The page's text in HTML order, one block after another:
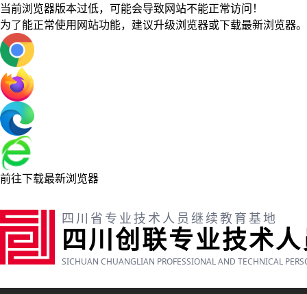
当前浏览器版本过低，可能会导致网站不能正常访问！
为了能正常使用网站功能，建议升级浏览器或下载最新浏览器。
前往下载最新浏览器
四川省专业技术人员继续教育基地
四川创联专业技术
SICHUAN CHUANGLIAN PROFESSIONAL AND TECHNICAL